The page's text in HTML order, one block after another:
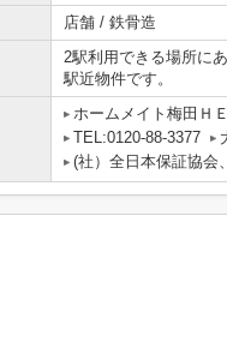
店舗 / 鉄骨造
2駅利用できる場所に
駅近物件です。
ホームメイト梅田Ｈ
TEL:0120-88-3377
(社）全日本保証協会